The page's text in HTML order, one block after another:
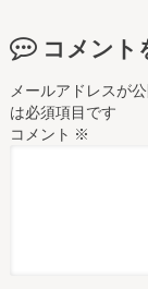
コメント
メールアドレスが
は必須項目です
コメント ※